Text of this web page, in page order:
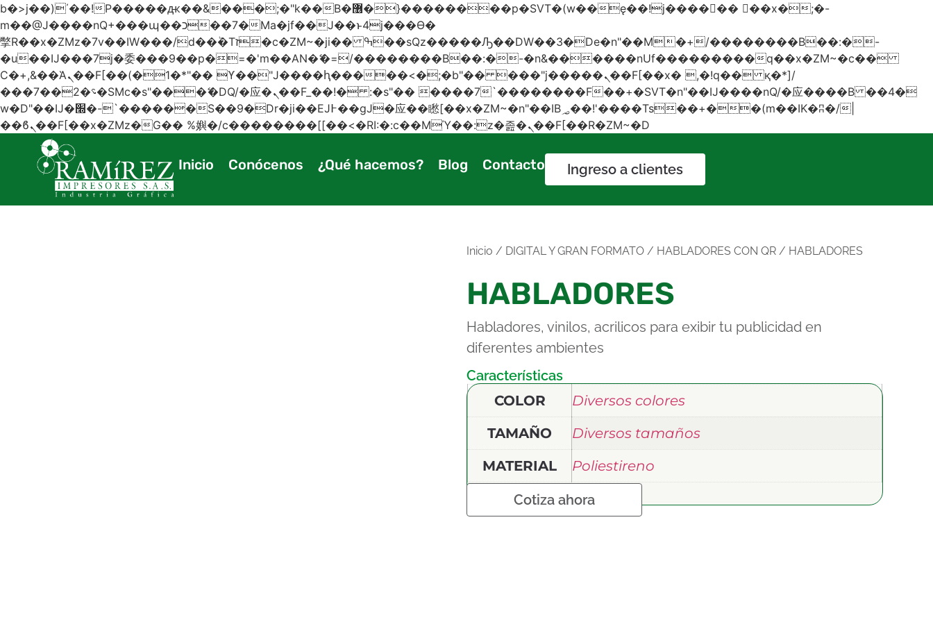
b�>j��)΄��!P�����ԫ��&���;�"k��B�޶�}��������p�SVT�(w��ę��!j������ ��x�;�-
m��@J����nQ+���պ��כ��7�Ma�jf��J��ͱ4j���Ѳ�
撆R��x�ZMz�7v��IW���/d��ٞ�Тז�c�ZM~�ji�� ߒ��sQz�����Ԡ��DW��3�De�n"��M�+/��������B��:�-
�u��IJ���7j�委���9��p�=�'m��AN�ޭ�=/��������B��:�-�n&������nUf���������q��x�ZM~�c��
Ϲ�+,&��Ὰܢ��F[��(�1�*"�� ϒ��"J����ԧ�����<�;�b"�� ���"j�����ܢ��F[��x� ,�!q�� қ�*]/
���؝�2��7�SMc�s"���ޭ�DQ/�应�ܢ��F_��!� :�s"�� ����7`��������F��+�SVT�n"��IJ����nQ/�应����B ��4�
w�D"��IJ�׭�-`������S��9�Dr�ji��EJ߅��gJ�应��矁[��x�ZM~�n"��IB؃��!'����Тѕ��+��(m��IK�ʭ�/|
��ϐܢ��F[��x�ZMz�G�� %嬩�/c��������[[��<�RI:�:c��MΎ��:z�졾�ܢ��F[��R�ZM~�D
Inicio Conócenos ¿Qué hacemos? Blog Contacto Ingreso a clientes
Inicio / DIGITAL Y GRAN FORMATO / HABLADORES CON QR / HABLADORES
HABLADORES
Habladores, vinilos, acrilicos para exibir tu publicidad en
diferentes ambientes
Características
COLOR
Diversos colores
TAMAÑO
Diversos tamaños
MATERIAL
Poliestireno
Cotiza ahora